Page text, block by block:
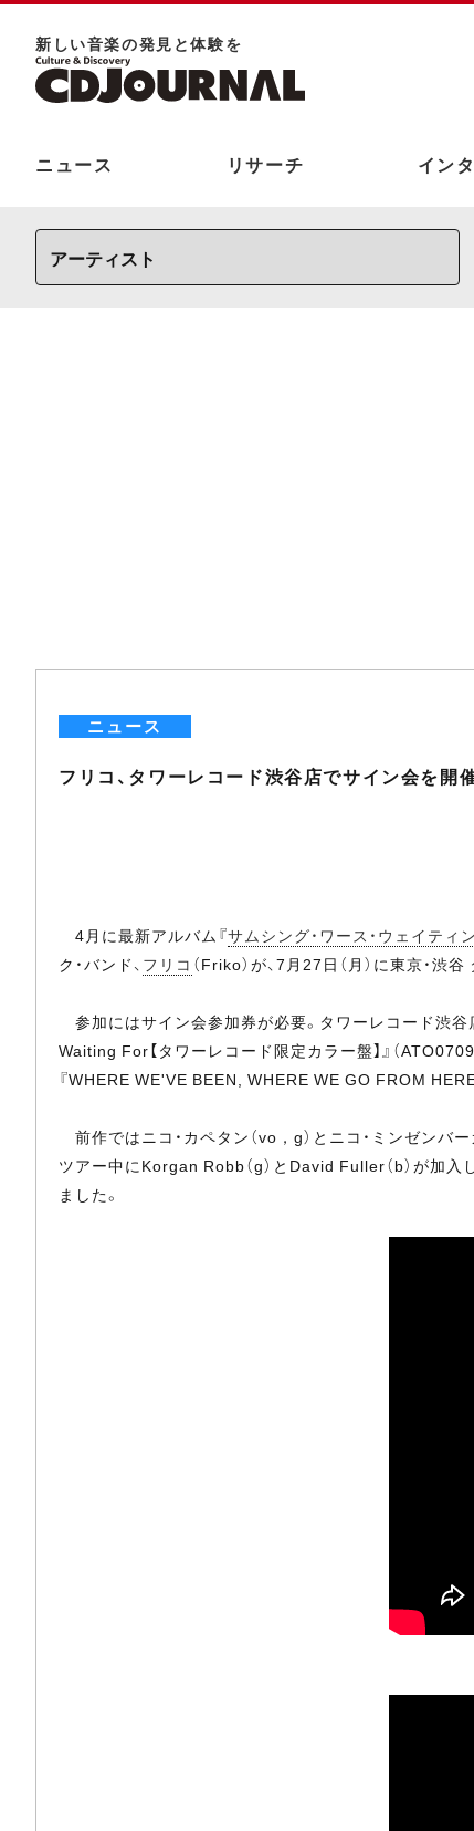
新しい⾳楽の発⾒と体験を
ニュース リサーチ イン
ニュース
フリコ、タワーレコード渋谷店でサイン会を開
4月に最新アルバム『サムシング・ワース・ウェイティ
ク・バンド、 フリコ （Friko）が、7月27日（月）に東京・
参加にはサイン会参加券が必要。タワーレコード渋
Waiting For【タワーレコード限定カラー盤】』（
『WHERE WE'VE BEEN, WHERE WE GO FROM
前作ではニコ・カペタン（vo，g）とニコ・ミンゼンバ
ツアー中にKorgan Robb（g）とDavid Fuller（b）が加入
ました。